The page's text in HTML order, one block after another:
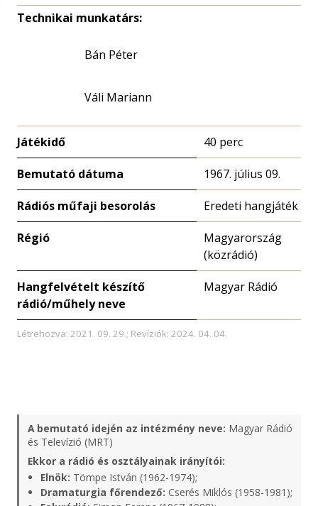
Technikai munkatárs:
Bán Péter
Váli Mariann
Játékidő 40 perc
Bemutató dátuma 1967. július 09.
Rádiós műfaji besorolás Eredeti hangjáték
Régió
Magyarország
(közrádió)
Hangfelvételt készítő
rádió/műhely neve
Magyar Rádió
Létrehozva: 2021. 09. 29.; Revíziók: 2024. 04. 04.
A bemutató idején az intézmény neve: Magyar Rádió
és Televízió (MRT)
Ekkor a rádió és osztályainak irányítói:
Elnök: Tömpe István (1962-1974);
Dramaturgia főrendező: Cserés Miklós (1958-1981);